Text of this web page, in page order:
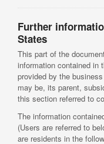
Further
States
This part of the
information contained in
provided by the
may be, its parent,
this section referred to
The information
(Users are referred to
are residents in the